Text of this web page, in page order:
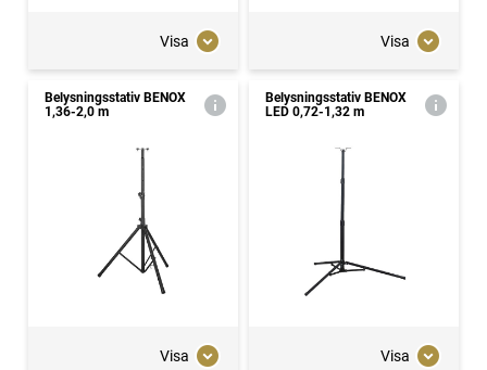
Visa Visa
Belysningsstativ BENOX
1,36-2,0 m
Visa
Belysningsstativ BENOX
LED 0,72-1,32 m
Visa